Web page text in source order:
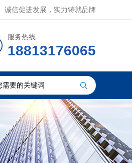
诚信促进发展，实力铸就品牌
服务热线:
18813176065